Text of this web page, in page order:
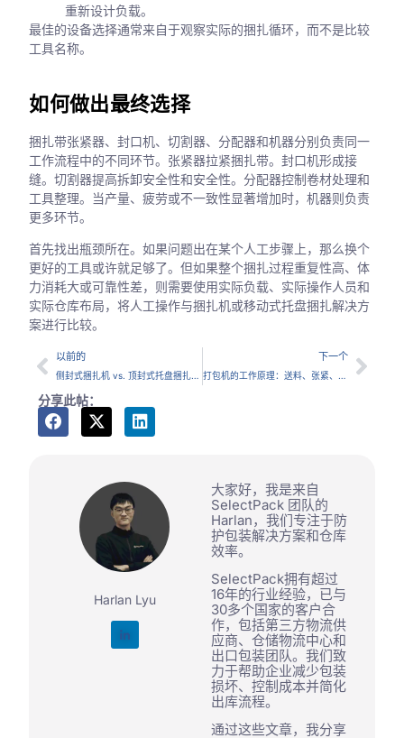
重新设计负载。
最佳的设备选择通常来自于观察实际的捆扎循环，而不是比较
工具名称。
如何做出最终选择
捆扎带张紧器、封口机、切割器、分配器和机器分别负责同一
工作流程中的不同环节。张紧器拉紧捆扎带。封口机形成接
缝。切割器提高拆卸安全性和安全性。分配器控制卷材处理和
工具整理。当产量、疲劳或不一致性显著增加时，机器则负责
更多环节。
首先找出瓶颈所在。如果问题出在某个人工步骤上，那么换个
更好的工具或许就足够了。但如果整个捆扎过程重复性高、体
力消耗大或可靠性差，则需要使用实际负载、实际操作人员和
实际仓库布局，将人工操作与捆扎机或移动式托盘捆扎解决方
案进行比较。
以前的
侧封式捆扎机 vs. 顶封式托盘捆扎系统：哪种布局更适合您的生产线？
下一个
打包机的工作原理：送料、张紧、封口和切割
分享此帖：
Harlan Lyu
大家好，我是来自
SelectPack 团队的
Harlan，我们专注于防
护包装解决方案和仓库
效率。
SelectPack拥有超过
16年的行业经验，已与
30多个国家的客户合
作，包括第三方物流供
应商、仓储物流中心和
出口包装团队。我们致
力于帮助企业减少包装
损坏、控制成本并简化
出库流程。
通过这些文章，我分享